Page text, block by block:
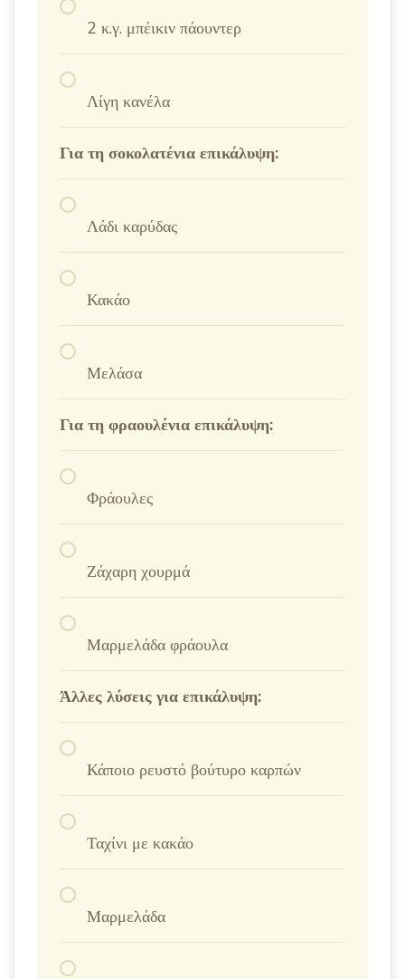
2 κ.γ. μπέικιν πάουντερ
Λίγη κανέλα
Για τη σοκολατένια επικάλυψη:
Λάδι καρύδας
Κακάο
Μελάσα
Για τη φραουλένια επικάλυψη:
Φράουλες
Ζάχαρη χουρμά
Μαρμελάδα φράουλα
Άλλες λύσεις για επικάλυψη:
Κάποιο ρευστό βούτυρο καρπών
Ταχίνι με κακάο
Μαρμελάδα